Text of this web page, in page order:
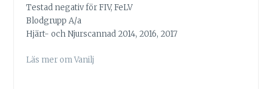
Testad negativ för FIV, FeLV
Blodgrupp A/a
Hjärt- och Njurscannad 2014, 2016, 2017
Läs mer om Vanilj